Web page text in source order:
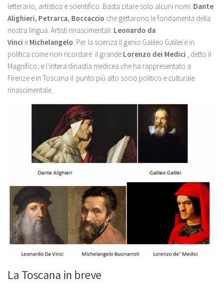
letterario, artistico e scientifico. Basta citare solo alcuni nomi: Dante
Alighieri, Petrarca, Boccaccio che gettarono le fondamenta della
nostra lingua. Artisti rinascimentali: Leonardo da
Vinci e Michelangelo. Per la scienza il genio Galileo Galilei e in
politica come non ricordare il grande Lorenzo dei Medici , detto il
Magnifico, e l’intera dinastia medicea che ha rappresentato a
Firenze e in Toscana il punto più alto socio politico e culturale
rinascimentale.
La Toscana in breve